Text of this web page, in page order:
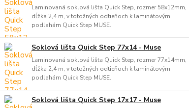
Laminovaná soklová lišta Quick Step, rozmer 58x12mm,
dĺžka 2,4 m, v totožných odtieňoch k laminátovým
podlahám Quick Step MUSE.
Soklová lišta Quick Step 77x14 - Muse
Laminovaná soklová lišta Quick Step, rozmer 77x14mm,
dĺžka 2,4 m, v totožných odtieňoch k laminátovým
podlahám Quick Step MUSE.
Soklová lišta Quick Step 17x17 - Muse